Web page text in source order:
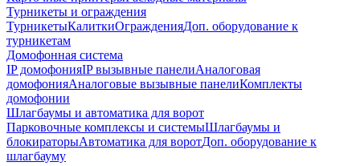
Турникеты и ограждения
ТурникетыКалиткиОгражденияДоп. оборудование к
турникетам
Домофонная система
IP домофонияIP вызывные панелиАналоговая
домофонияАналоговые вызывные панелиКомплекты
домофонии
Шлагбаумы и автоматика для ворот
Парковочные комплексы и системыШлагбаумы и
блокираторыАвтоматика для воротДоп. оборудование к
шлагбауму